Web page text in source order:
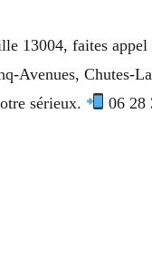
13004, faites
Avenues, Chutes-
sérieux. 06 28